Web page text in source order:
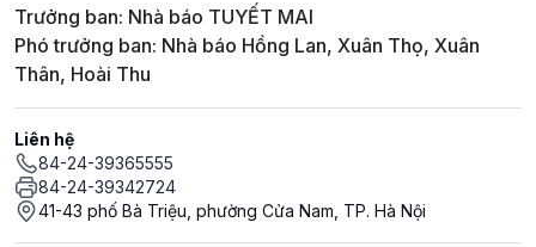
Trưởng ban: Nhà báo TUYẾT MAI
Phó trưởng ban: Nhà báo Hồng Lan, Xuân Thọ, Xuân
Thân, Hoài Thu
Liên hệ
84-24-39365555
84-24-39342724
41-43 phố Bà Triệu, phường Cửa Nam, TP. Hà Nội